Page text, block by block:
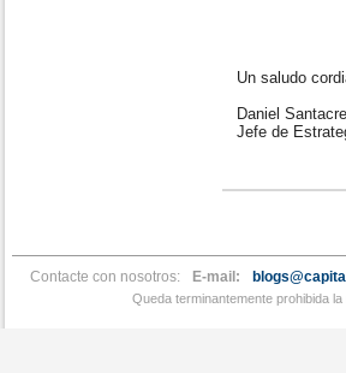
Un saludo
Daniel
Jefe de
Contacte con nosotros: E-mail:
Queda terminantemente prohibida